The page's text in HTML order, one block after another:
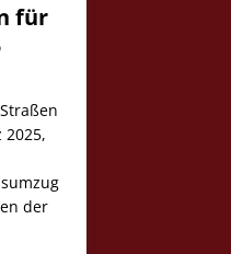
für
2025,
der